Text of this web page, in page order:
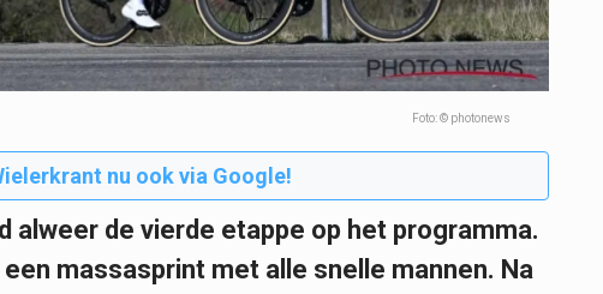
Foto: © photonews
nu ook via Google!
alweer de vierde etappe op het programma.
een massasprint met alle snelle mannen. Na